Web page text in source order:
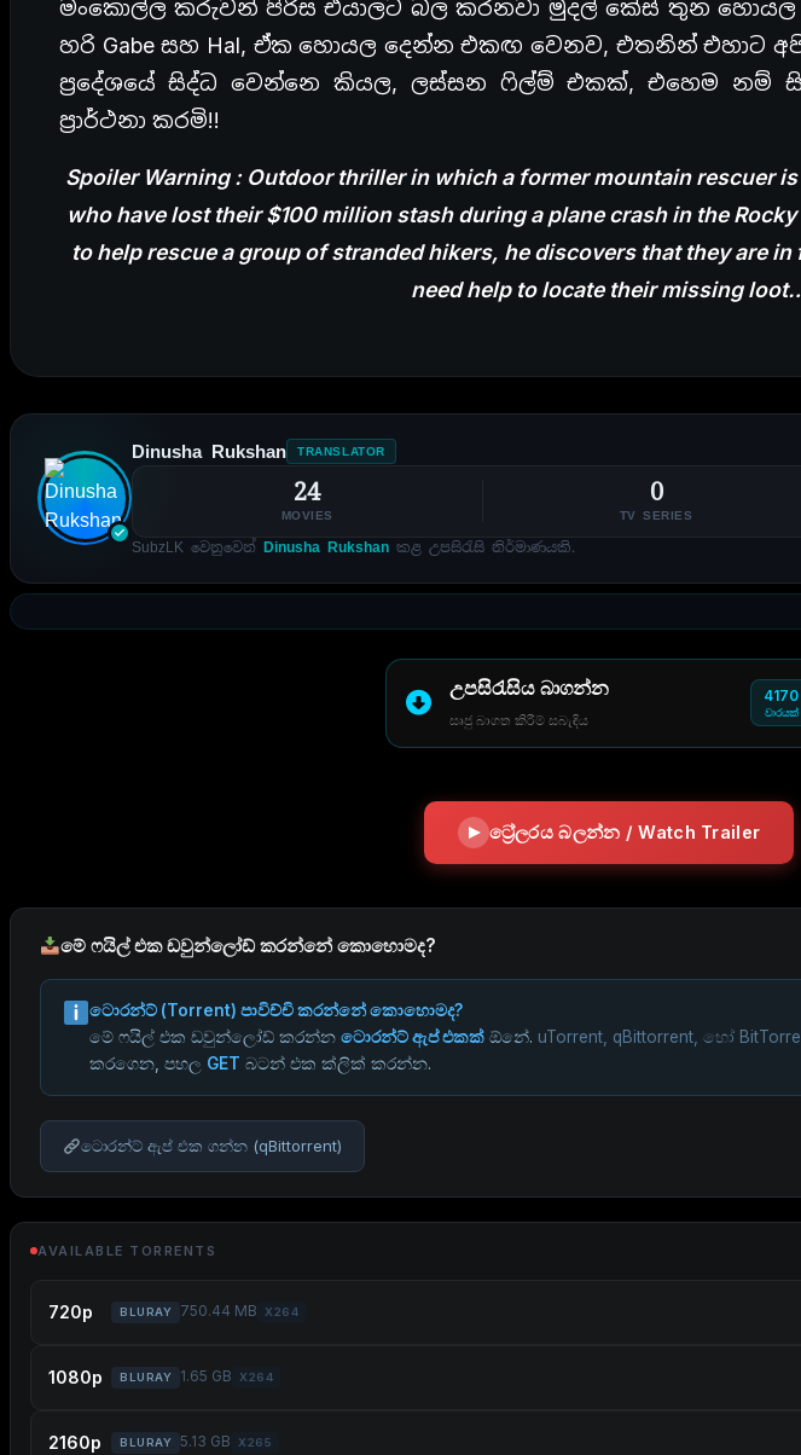
මංකොල්ල කරුවන් පිරිස එයාලට බල කරනවා මුදල් කේස් තුන
හරි Gabe සහ Hal, ඒක හොයල දෙන්න එකඟ වෙනව, එතනින් එහාට
ප්‍රදේශයේ සිද්ධ වෙන්නෙ කියල, ලස්සන ෆිල්ම් එකක්, එහෙම
ප්‍රාර්ථනා කරමි!!
Spoiler Warning : Outdoor thriller in which a former mountain rescuer
who have lost their $100 million stash during a plane crash in the
to help rescue a group of stranded hikers, he discovers that they are
need help to locate their missing
Dinusha Rukshan TRANSLATOR
24
MOVIES
0
TV SERIES
SubzLK වෙනුවෙන් Dinusha Rukshan කළ උපසිරැසි නිර්මාණයකි.
උපසිරැසිය බාගන්න
සෘජු බාගත කිරීම් සබැඳිය
4170
වාරයක්
ට්‍රේලරය බලන්න / Watch Trailer
මේ ෆයිල් එක ඩවුන්ලෝඩ් කරන්නේ කොහොමද?
ටොරන්ට් (Torrent) පාවිච්චි කරන්නේ කොහොමද?
මේ ෆයිල් එක ඩවුන්ලෝඩ් කරන්නටොරන්ට් ඇප් එකක් ඕනේ. uTorrent, qBittorrent, හෝ
කරගෙන, පහල GET බටන් එක ක්ලික් කරන්න.
ටොරන්ට් ඇප් එක ගන්න (qBittorrent)
AVAILABLE TORRENTS
720p BLURAY 750.44 MB X264
1080p BLURAY 1.65 GB X264
2160p BLURAY 5.13 GB X265